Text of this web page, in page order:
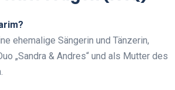
ehemalige Sängerin und Tänzerin,
„Sandra & Andres“ und als Mutter des